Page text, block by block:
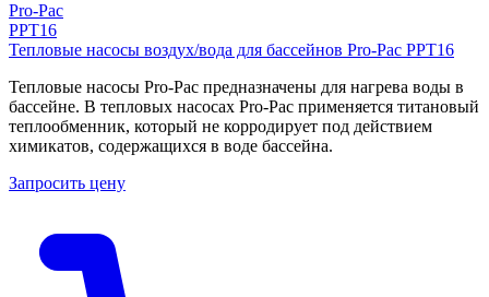
Тепловые насосы воздух/вода для бассейнов Pro-Pac PPT16
Тепловые насосы Pro-Pac предназначены для нагрева воды в
бассейне. В тепловых насосах Pro-Pac применяется титановый
теплообменник, который не корродирует под действием
химикатов, содержащихся в воде бассейна.
Запросить цену